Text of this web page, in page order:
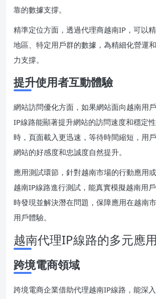
靠的數據支撐。
精準定位方面，透過代理商越南IP，可以
地區、特定用戶群的數據，為精細化營運
力支撐。
提升使用者互動體驗
網站訪問優化方面，如果網站面向越南用
IP線路能顯著提升網站的訪問速度和穩定
時，頁面載入更迅速，等待時間縮短，用
網站的好感度和忠誠度自然提升。
應用測試環節，針對越南市場的行動應用
越南IP線路進行測試，能真實模擬越南用
時發現並解決潛在問題，保障應用在越南
用戶體驗。
越南代理IP線路的多元應
跨境電商領域
跨境電商企業借助代理越南IP線路，能深